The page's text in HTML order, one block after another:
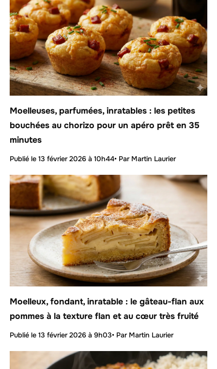
Moelleuses, parfumées, inratables : les petites
bouchées au chorizo pour un apéro prêt en 35
minutes
Publié le 13 février 2026 à 10h44• Par Martin Laurier
Moelleux, fondant, inratable : le gâteau-flan aux
pommes à la texture flan et au cœur très fruité
Publié le 13 février 2026 à 9h03• Par Martin Laurier